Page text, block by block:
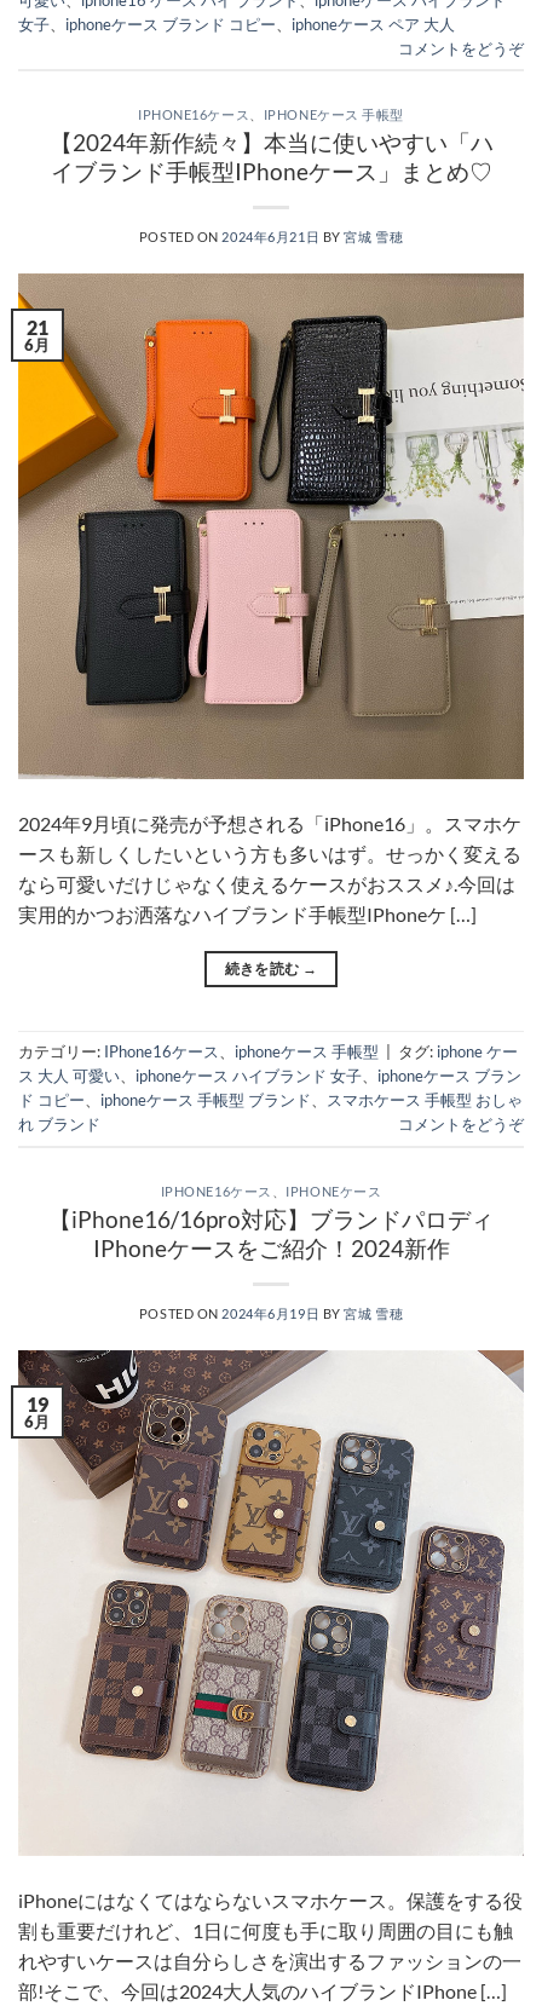
女子
iphoneケース ブランド コピー
iphoneケース ペア 大人
コメントをどうぞ
IPHONE16ケース IPHONEケース 手帳型
【2024年新作続々】本当に使いやすい「ハ
イブランド手帳型IPhoneケース」まとめ♡
POSTED ON 2024年6月21日 BY宮城 雪穂
21
6月
2024年9月頃に発売が予想される「iPhone16」。スマホケ
ースも新しくしたいという方も多いはず。せっかく変える
なら可愛いだけじゃなく使えるケースがおススメ♪.今回は
実用的かつお洒落なハイブランド手帳型IPhoneケ […]
続きを読む →
カテゴリー: IPhone16ケース、 iphoneケース 手帳型 タグ: iphone ケー
ス 大人 可愛い、 iphoneケース ハイブランド 女子、 iphoneケース ブラン
ド コピー、 iphoneケース 手帳型 ブランド、 スマホケース 手帳型 おしゃ
れ ブランド
コメントをどうぞ
IPHONE16ケース IPHONEケース
【iPhone16/16pro対応】ブランドパロディ
IPhoneケースをご紹介！2024新作
POSTED ON 2024年6月19日 BY宮城 雪穂
19
6月
iPhoneにはなくてはならないスマホケース。保護をする役
割も重要だけれど、1日に何度も手に取り周囲の目にも触
れやすいケースは自分らしさを演出するファッションの一
部!そこで、今回は2024大人気のハイブランドIPhone […]